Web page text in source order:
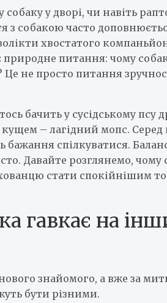
собаку у дворі, чи навіть
з собакою часто
хвостатого
природне питання: чому
не просто питання
бачить у сусідському псу
кущем – лагідний мопс.
бажання спілкуватися.
Давайте розглянемо, чому
стати спокійнішим
гавкає на
знайомого, а вже за
бути різними.